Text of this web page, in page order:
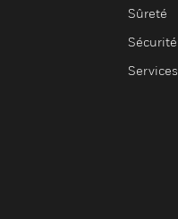
Sûreté
Sécurité
Services